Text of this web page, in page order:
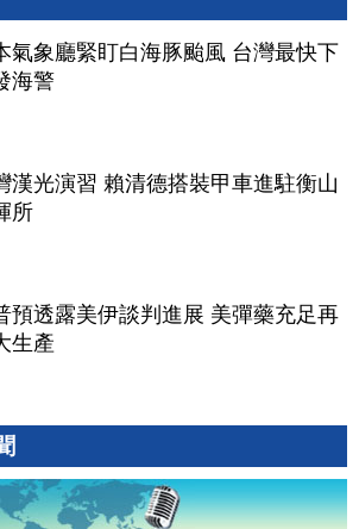
氣象廳緊盯白海豚颱風 台灣最快下
海警
漢光演習 賴清德搭裝甲車進駐衡山
所
預透露美伊談判進展 美彈藥充足再
生產